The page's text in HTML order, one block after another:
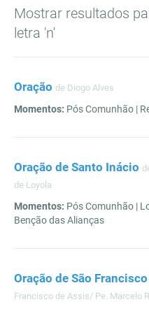
Mostrar resultados
letra 'n'
Oração de Diogo Alves
Momentos: Pós Comunhão |
Oração de Santo Inácio
de Loyola
Momentos: Pós Comunhão |
Benção das Alianças
Oração de São Francisco
Francisco de Assis/ Pe. Marcelo